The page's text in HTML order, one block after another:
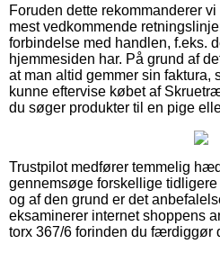
Foruden dette rekommanderer
mest vedkommende
forbindelse med handlen, f.eks.
hjemmesiden har. På grund af
at man altid gemmer sin faktura,
kunne eftervise købet af
du søger produkter til en pige
Trustpilot medfører temmelig
gennemsøge forskellige
og af den grund er det
eksaminerer internet shoppens
torx 367/6 forinden du færdiggør